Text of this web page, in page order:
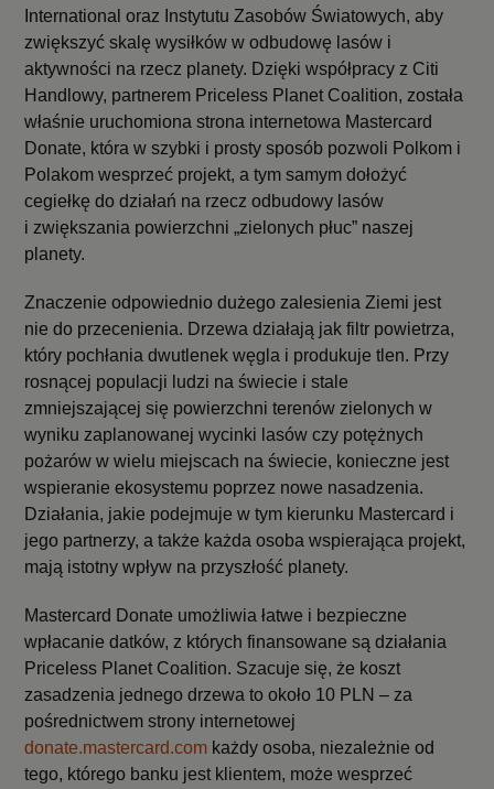
International oraz Instytutu Zasobów Światowych, aby
zwiększyć skalę wysiłków w odbudowę lasów i
aktywności na rzecz planety. Dzięki współpracy z Citi
Handlowy, partnerem Priceless Planet Coalition, została
właśnie uruchomiona strona internetowa Mastercard
Donate, która w szybki i prosty sposób pozwoli Polkom i
Polakom wesprzeć projekt, a tym samym dołożyć
cegiełkę do działań na rzecz odbudowy lasów
i zwiększania powierzchni „zielonych płuc” naszej
planety.
Znaczenie odpowiednio dużego zalesienia Ziemi jest
nie do przecenienia. Drzewa działają jak filtr powietrza,
który pochłania dwutlenek węgla i produkuje tlen. Przy
rosnącej populacji ludzi na świecie i stale
zmniejszającej się powierzchni terenów zielonych w
wyniku zaplanowanej wycinki lasów czy potężnych
pożarów w wielu miejscach na świecie, konieczne jest
wspieranie ekosystemu poprzez nowe nasadzenia.
Działania, jakie podejmuje w tym kierunku Mastercard i
jego partnerzy, a także każda osoba wspierająca projekt,
mają istotny wpływ na przyszłość planety.
Mastercard Donate umożliwia łatwe i bezpieczne
wpłacanie datków, z których finansowane są działania
Priceless Planet Coalition. Szacuje się, że koszt
zasadzenia jednego drzewa to około 10 PLN – za
pośrednictwem strony internetowej
donate.mastercard.com każdy osoba, niezależnie od
tego, którego banku jest klientem, może wesprzeć